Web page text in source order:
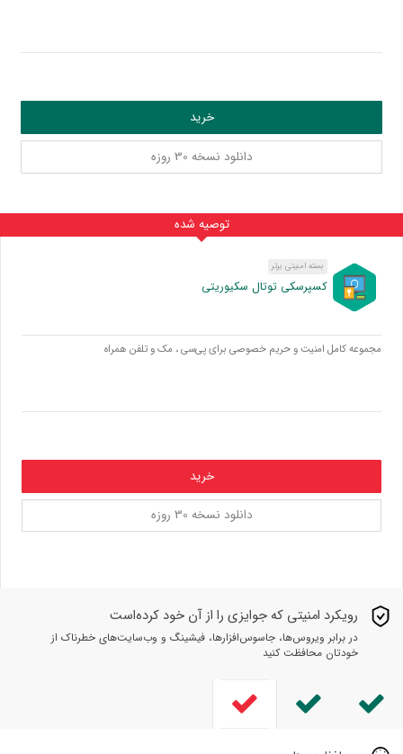
خرید
دانلود نسخه 30 روزه
توصیه شده
بسته امنیتی برتر
کسپرسکی توتال سکیوریتی
مجموعه کامل امنیت و حریم خصوصی برای پی‌سی ، مک و تلفن همراه
خرید
دانلود نسخه 30 روزه
رویکرد امنیتی که جوایزی را از آن خود کرده‌است
در برابر ویروس‌ها، جاسوس‌افزارها، فیشینگ و وب‌سایت‌های خطرناک از
خودتان محافظت کنید